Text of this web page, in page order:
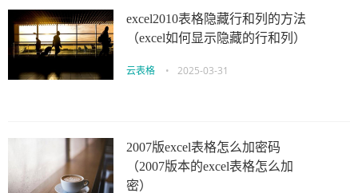
excel2010表格隐藏行和列的方法
（excel如何显示隐藏的行和列）
云表格 • 2025-03-31
2007版excel表格怎么加密码
（2007版本的excel表格怎么加
密）